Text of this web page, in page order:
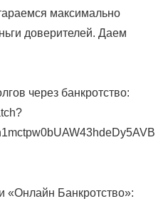
максимально
доверителей. Даем
через банкротство:
«Онлайн Банкротство»: